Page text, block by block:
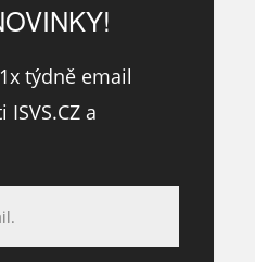
týdně email
a